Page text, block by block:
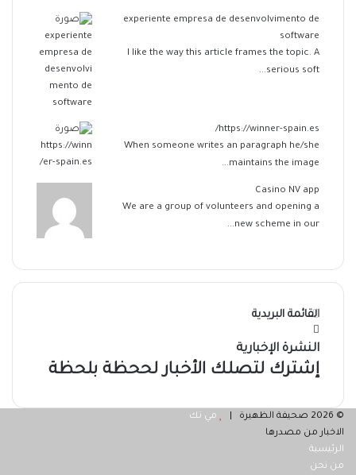
experiente empresa de desenvolvimento de
software
I like the way this article frames the topic. A
serious soft...
https://winner-spain.es/
When someone writes an paragraph he/she
maintains the image...
Casino NV app
We are a group of volunteers and opening a
new scheme in our...
القائمة البريدية
النشرة الإخبارية
إشترك لتصلك الأخبار لححظة بلحظة
© 2026 صحيفة الظهيرة |
مي تك
الاخبار من مصدرها
الرئيسية
من نحن